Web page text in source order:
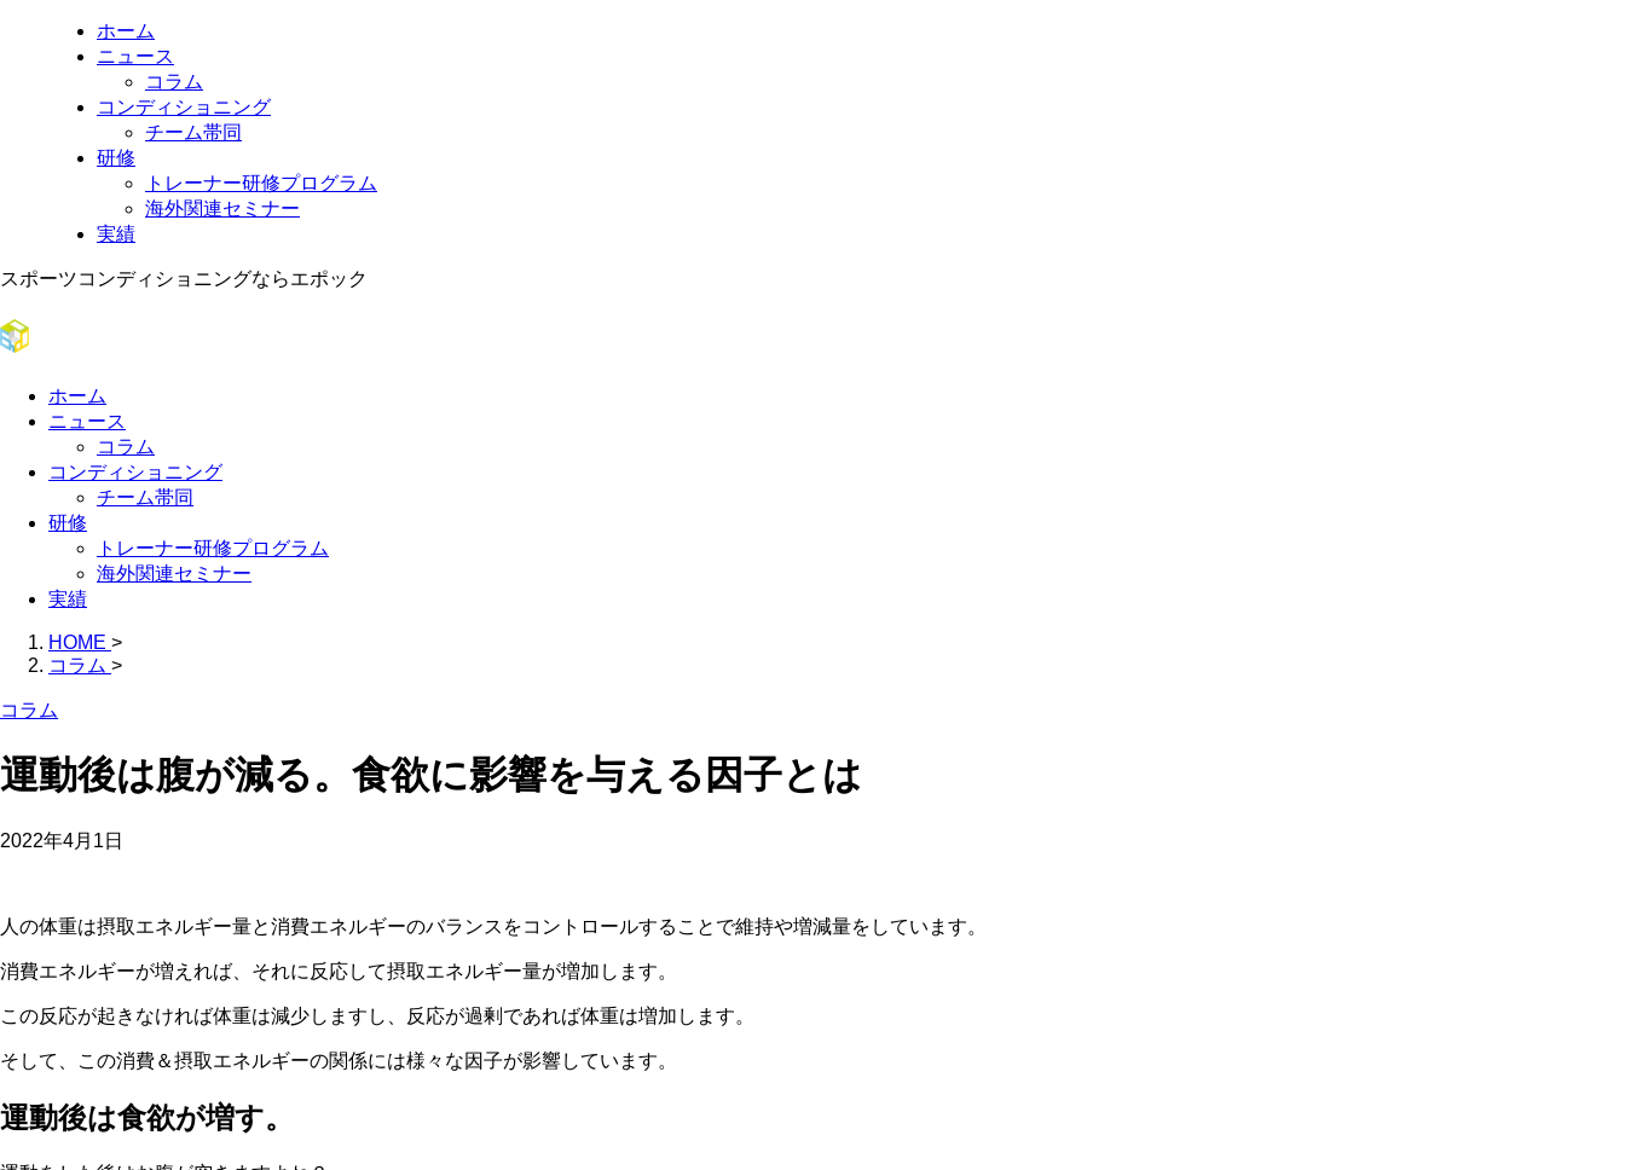
ホーム
ニュース
コラム
コンディショニング
チーム帯同
研修
トレーナー研修プログラム
海外関連セミナー
実績
スポーツコンディショニングならエポック
ホーム
ニュース
コラム
コンディショニング
チーム帯同
研修
トレーナー研修プログラム
海外関連セミナー
実績
HOME >
コラム >
コラム
運動後は腹が減る。食欲に影響を与える因子とは
2022年4月1日
人の体重は摂取エネルギー量と消費エネルギーのバランスをコントロールすることで維持や増減量をしています。
消費エネルギーが増えれば、それに反応して摂取エネルギー量が増加します。
この反応が起きなければ体重は減少しますし、反応が過剰であれば体重は増加します。
そして、この消費＆摂取エネルギーの関係には様々な因子が影響しています。
運動後は食欲が増す。